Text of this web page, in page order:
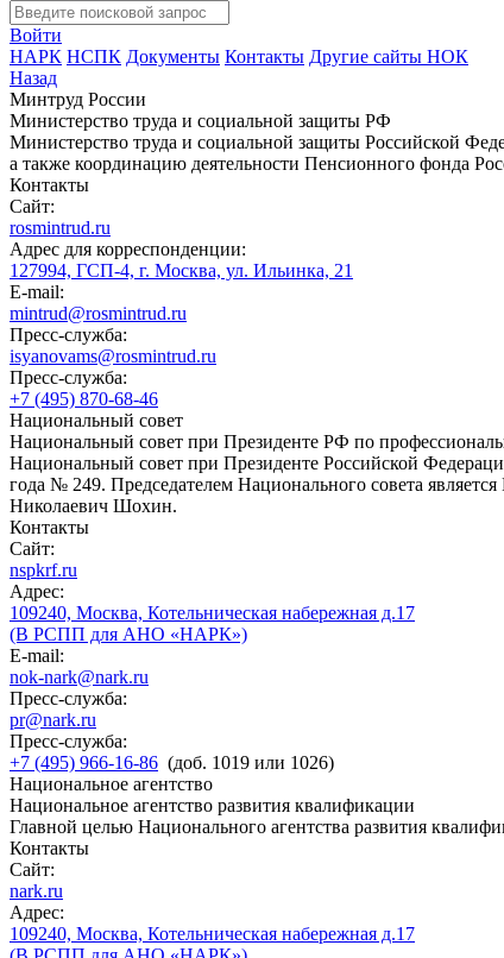
Войти
НАРК НСПК Документы Контакты Другие сайты НОК
Назад
Минтруд России
Министерство труда и социальной защиты РФ
Министерство труда и социальной защиты Российской
а также координацию деятельности Пенсионного фонда
Контакты
Сайт:
rosmintrud.ru
Адрес для корреспонденции:
127994, ГСП-4, г. Москва, ул. Ильинка, 21
E-mail:
mintrud@rosmintrud.ru
Пресс-служба:
isyanovams@rosmintrud.ru
Пресс-служба:
+7 (495) 870-68-46
Национальный совет
Национальный совет при Президенте РФ по
Национальный совет при Президенте Российской
года № 249. Председателем Национального совета
Николаевич Шохин.
Контакты
Сайт:
nspkrf.ru
Адрес:
109240, Москва, Котельническая набережная д.17
(В РСПП для АНО «НАРК»)
E-mail:
nok-nark@nark.ru
Пресс-служба:
pr@nark.ru
Пресс-служба:
+7 (495) 966-16-86 (доб. 1019 или 1026)
Национальное агентство
Национальное агентство развития квалификации
Главной целью Национального агентства развития
Контакты
Сайт:
nark.ru
Адрес:
109240, Москва, Котельническая набережная д.17